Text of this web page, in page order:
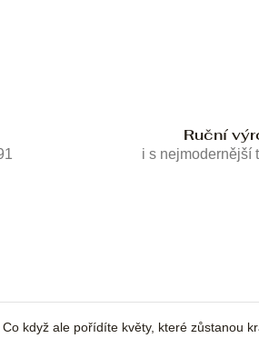
Ruční
i s nejmodernější
když ale pořídíte květy, které zůstanou